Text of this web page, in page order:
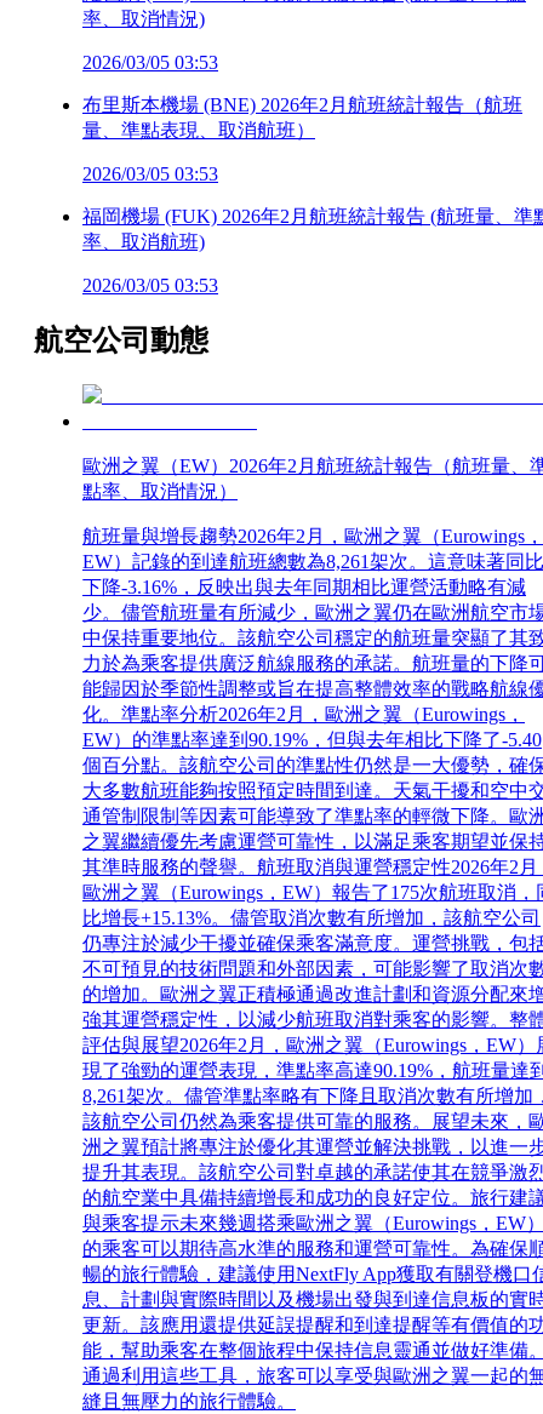
率、取消情況)
2026/03/05 03:53
布里斯本機場 (BNE) 2026年2月航班統計報告（航班
量、準點表現、取消航班）
2026/03/05 03:53
福岡機場 (FUK) 2026年2月航班統計報告 (航班量、準
率、取消航班)
2026/03/05 03:53
航空公司動態
歐洲之翼（EW）2026年2月航班統計報告（航班量、
點率、取消情況）
航班量與增長趨勢2026年2月，歐洲之翼（Eurowings，
EW）記錄的到達航班總數為8,261架次。這意味著同比
下降-3.16%，反映出與去年同期相比運營活動略有減
少。儘管航班量有所減少，歐洲之翼仍在歐洲航空市
中保持重要地位。該航空公司穩定的航班量突顯了其
力於為乘客提供廣泛航線服務的承諾。航班量的下降
能歸因於季節性調整或旨在提高整體效率的戰略航線
化。準點率分析2026年2月，歐洲之翼（Eurowings，
EW）的準點率達到90.19%，但與去年相比下降了-5.40
個百分點。該航空公司的準點性仍然是一大優勢，確
大多數航班能夠按照預定時間到達。天氣干擾和空中
通管制限制等因素可能導致了準點率的輕微下降。歐
之翼繼續優先考慮運營可靠性，以滿足乘客期望並保
其準時服務的聲譽。航班取消與運營穩定性2026年2月
歐洲之翼（Eurowings，EW）報告了175次航班取消，
比增長+15.13%。儘管取消次數有所增加，該航空公司
仍專注於減少干擾並確保乘客滿意度。運營挑戰，包
不可預見的技術問題和外部因素，可能影響了取消次
的增加。歐洲之翼正積極通過改進計劃和資源分配來
強其運營穩定性，以減少航班取消對乘客的影響。整
評估與展望2026年2月，歐洲之翼（Eurowings，EW）
現了強勁的運營表現，準點率高達90.19%，航班量達
8,261架次。儘管準點率略有下降且取消次數有所增加
該航空公司仍然為乘客提供可靠的服務。展望未來，
洲之翼預計將專注於優化其運營並解決挑戰，以進一
提升其表現。該航空公司對卓越的承諾使其在競爭激
的航空業中具備持續增長和成功的良好定位。旅行建
與乘客提示未來幾週搭乘歐洲之翼（Eurowings，EW
的乘客可以期待高水準的服務和運營可靠性。為確保
暢的旅行體驗，建議使用NextFly App獲取有關登機口
息、計劃與實際時間以及機場出發與到達信息板的實
更新。該應用還提供延誤提醒和到達提醒等有價值的
能，幫助乘客在整個旅程中保持信息靈通並做好準備
通過利用這些工具，旅客可以享受與歐洲之翼一起的
縫且無壓力的旅行體驗。